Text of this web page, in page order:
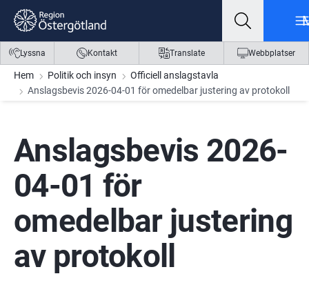
Gå till innehåll
Gå till meny
Gå till sidfot
Lyssna Kontakt Translate Webbplatser
Hem Politik och insyn
Officiell anslagstavla
Anslagsbevis 2026-04-01 för omedelbar justering av protokoll
Anslagsbevis 2026-
04-01 för
omedelbar justering
av protokoll